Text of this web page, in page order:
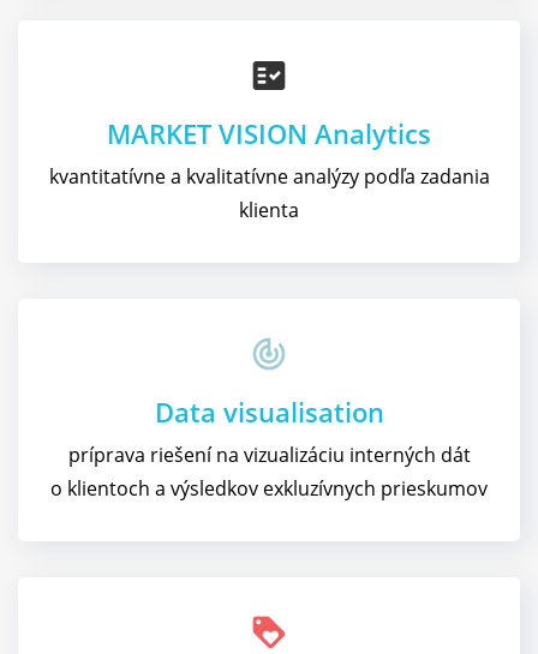
fact_check
MARKET VISION Analytics
kvantitatívne a kvalitatívne analýzy podľa zadania
klienta
track_changes
Data visualisation
príprava riešení na vizualizáciu interných dát
o klientoch a výsledkov exkluzívnych prieskumov
loyalty